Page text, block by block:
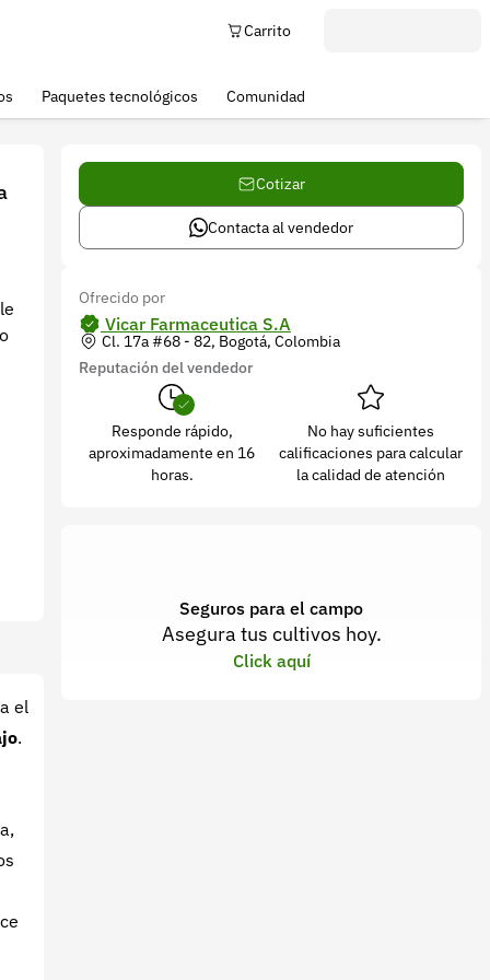
Carrito
Paquetes tecnológicos Comunidad
el
.
Cotizar
Contacta al vendedor
Ofrecido por
Vicar Farmaceutica S.A
Cl. 17a #68 - 82, Bogotá, Colombia
Reputación del vendedor
Responde rápido,
aproximadamente en 16
horas.
No hay suficientes
calificaciones para calcular
la calidad de atención
Seguros para el campo
Asegura tus cultivos hoy.
Click aquí